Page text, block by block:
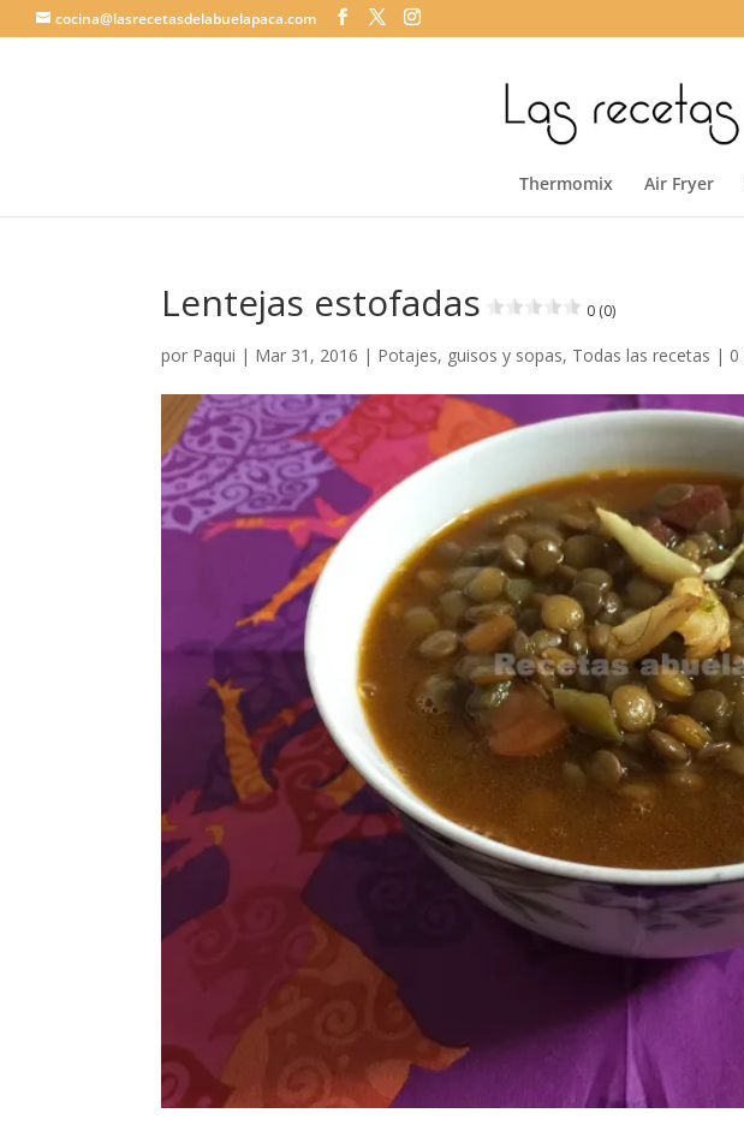
cocina@lasrecetasdelabuelapaca.com
Thermomix Air Fryer
Lentejas estofadas 0 (0)
por Paqui | Mar 31, 2016 | Potajes, guisos y sopas, Todas las recetas |